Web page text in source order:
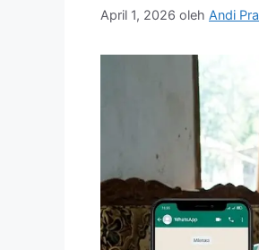
April 1, 2026 oleh Andi